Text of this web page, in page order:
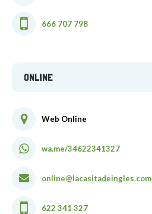
666 707 798
ONLINE
Web Online
wa.me/34622341327
online@lacasitadeingles.com
622 341 327